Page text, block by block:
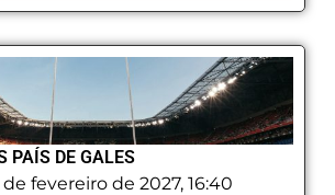
PAÍS DE GALES
de fevereiro de 2027, 16:40